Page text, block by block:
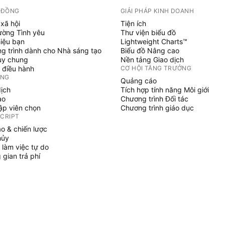
hội
Tình yêu
bạn
trình dành cho Nhà sáng tạo
chung
hành
viên chọn
& chiến lược
làm việc tự do
gian trả phí
GIẢI PHÁP KINH DOANH
Tiện ích
Thư viện biểu đồ
Lightweight Charts™
Biểu đồ Nâng cao
Nền tảng Giao dịch
CƠ HỘI TĂNG TRƯỞNG
Quảng cáo
Tích hợp tính năng Môi giới
Chương trình Đối tác
Chương trình giáo dục